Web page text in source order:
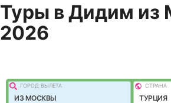
Туры в Дидим из
2026
ГОРОД ВЫЛEТА
ИЗ МОСКВЫ
СТРАНА
ТУРЦИЯ